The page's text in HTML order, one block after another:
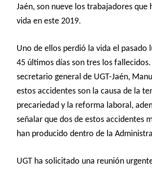
Jaén, son nueve los trabajadores que
vida en este 2019.
Uno de ellos perdió la vida el pasado
45 últimos días son tres los fallecidos.
secretario general de UGT-Jaén,
estos accidentes son la causa de la
precariedad y la reforma laboral,
señalar que dos de estos accidentes
han producido dentro de la
UGT ha solicitado una reunión